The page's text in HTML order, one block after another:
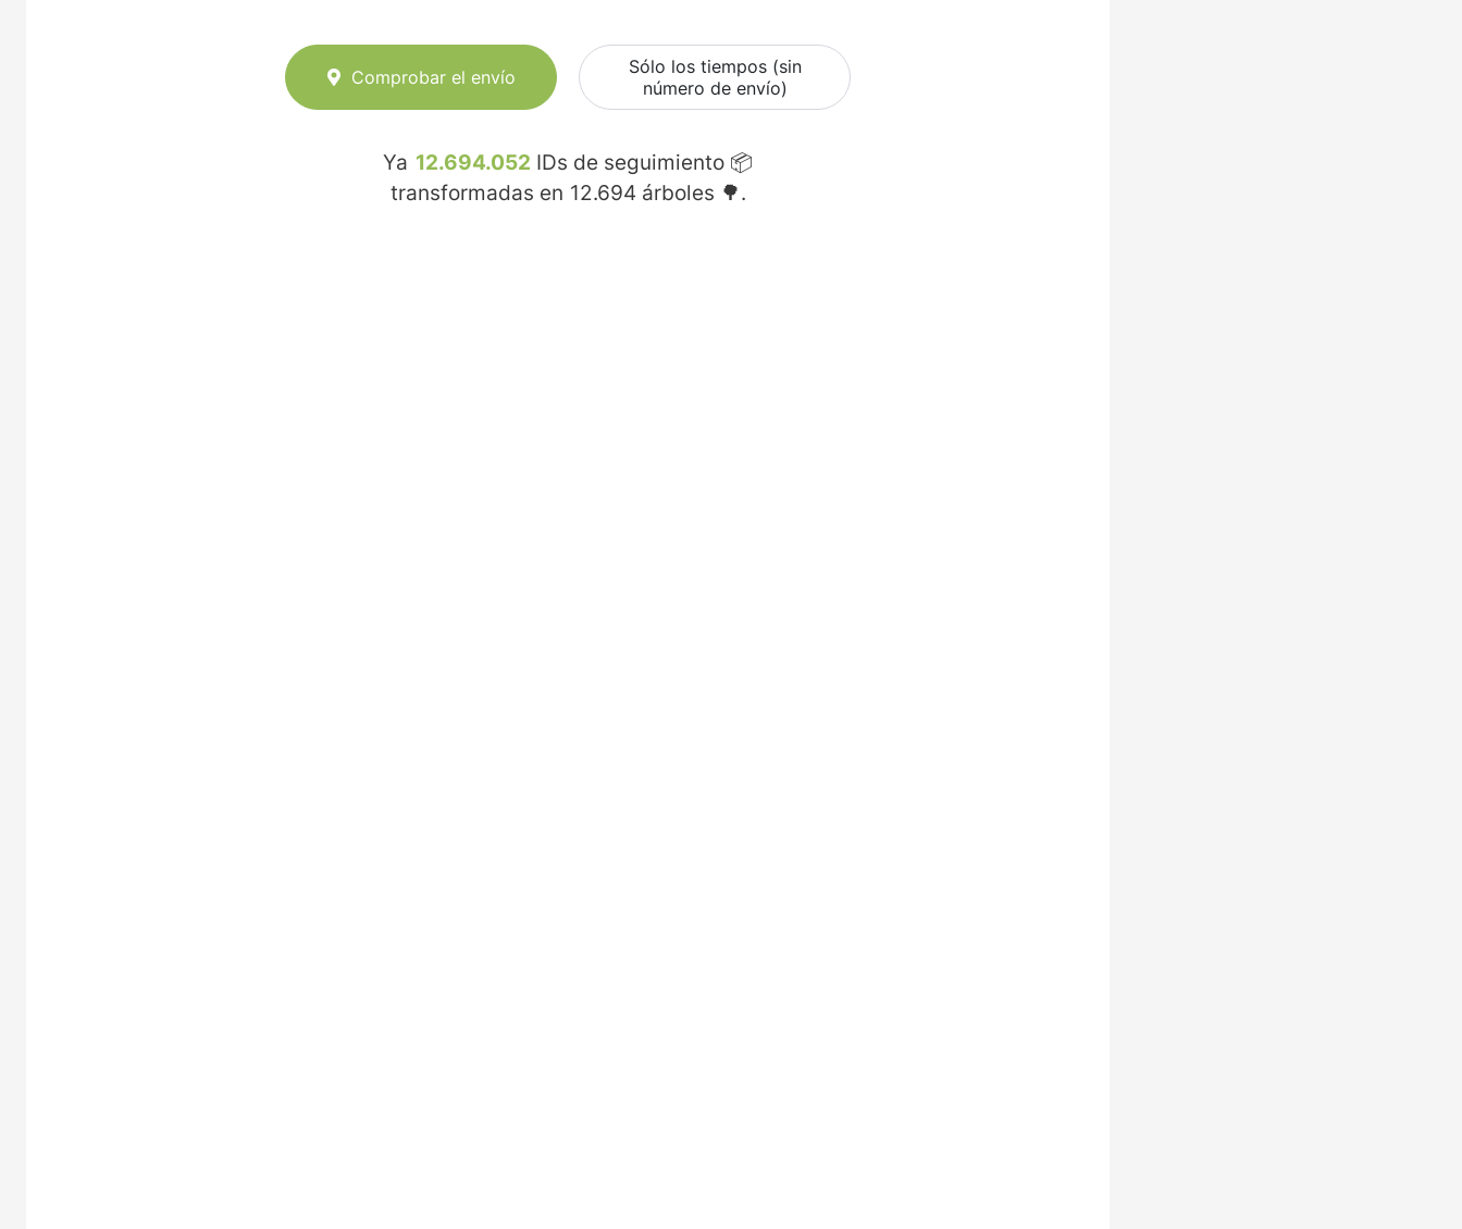
Comprobar el envío
Sólo los tiempos (sin
número de envío)
Ya 12.694.052 IDs de seguimiento 📦
transformadas en 12.694 árboles 🌳.